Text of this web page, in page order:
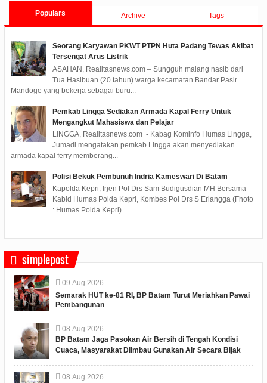
Populars Archive Tags
Seorang Karyawan PKWT PTPN Huta Padang Tewas Akibat
Tersengat Arus Listrik
ASAHAN, Realitasnews.com – Sungguh malang nasib dari
Tua Hasibuan (20 tahun) warga kecamatan Bandar Pasir
Mandoge yang bekerja sebagai buru...
Pemkab Lingga Sediakan Armada Kapal Ferry Untuk
Mengangkut Mahasiswa dan Pelajar
LINGGA, Realitasnews.com - Kabag Kominfo Humas Lingga,
Jumadi mengatakan pemkab Lingga akan menyediakan
armada kapal ferry memberang...
Polisi Bekuk Pembunuh Indria Kameswari Di Batam
Kapolda Kepri, Irjen Pol Drs Sam Budigusdian MH Bersama
Kabid Humas Polda Kepri, Kombes Pol Drs S Erlangga (Fhoto
: Humas Polda Kepri) ...
simplepost
09 Aug 2026
Semarak HUT ke-81 RI, BP Batam Turut Meriahkan Pawai
Pembangunan
08 Aug 2026
BP Batam Jaga Pasokan Air Bersih di Tengah Kondisi
Cuaca, Masyarakat Diimbau Gunakan Air Secara Bijak
08 Aug 2026